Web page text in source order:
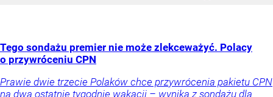
Tego sondażu premier nie może zlekceważyć. Polacy
o przywróceniu CPN
Prawie dwie trzecie Polaków chce przywrócenia pakietu CPN
na dwa ostatnie tygodnie wakacji – wynika z sondażu dla